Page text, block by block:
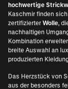
hochwertige
Kaschmir finden
zertifizierter Wolle,
nachhaltigen
Kombination
breite Auswahl an
produzierten
Das Herzstück von
aus der besonders